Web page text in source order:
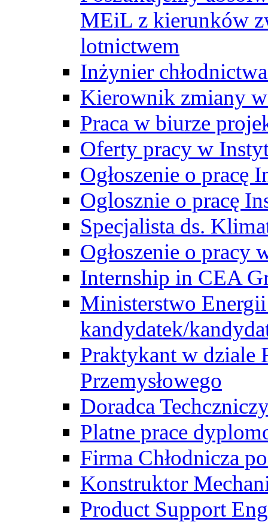
MEiL z kierunków
lotnictwem
Inżynier
Kierownik zmiany
Praca w biurze
Oferty pracy w
Ogłoszenie o pracę
Oglosznie o pracę
Specjalista ds.
Ogłoszenie o pracy
Internship in CEA
Ministerstwo
kandydatek/
Praktykant w dziale
Przemysłowego
Doradca
Platne prace
Firma Chłodnicza
Konstruktor
Product Support